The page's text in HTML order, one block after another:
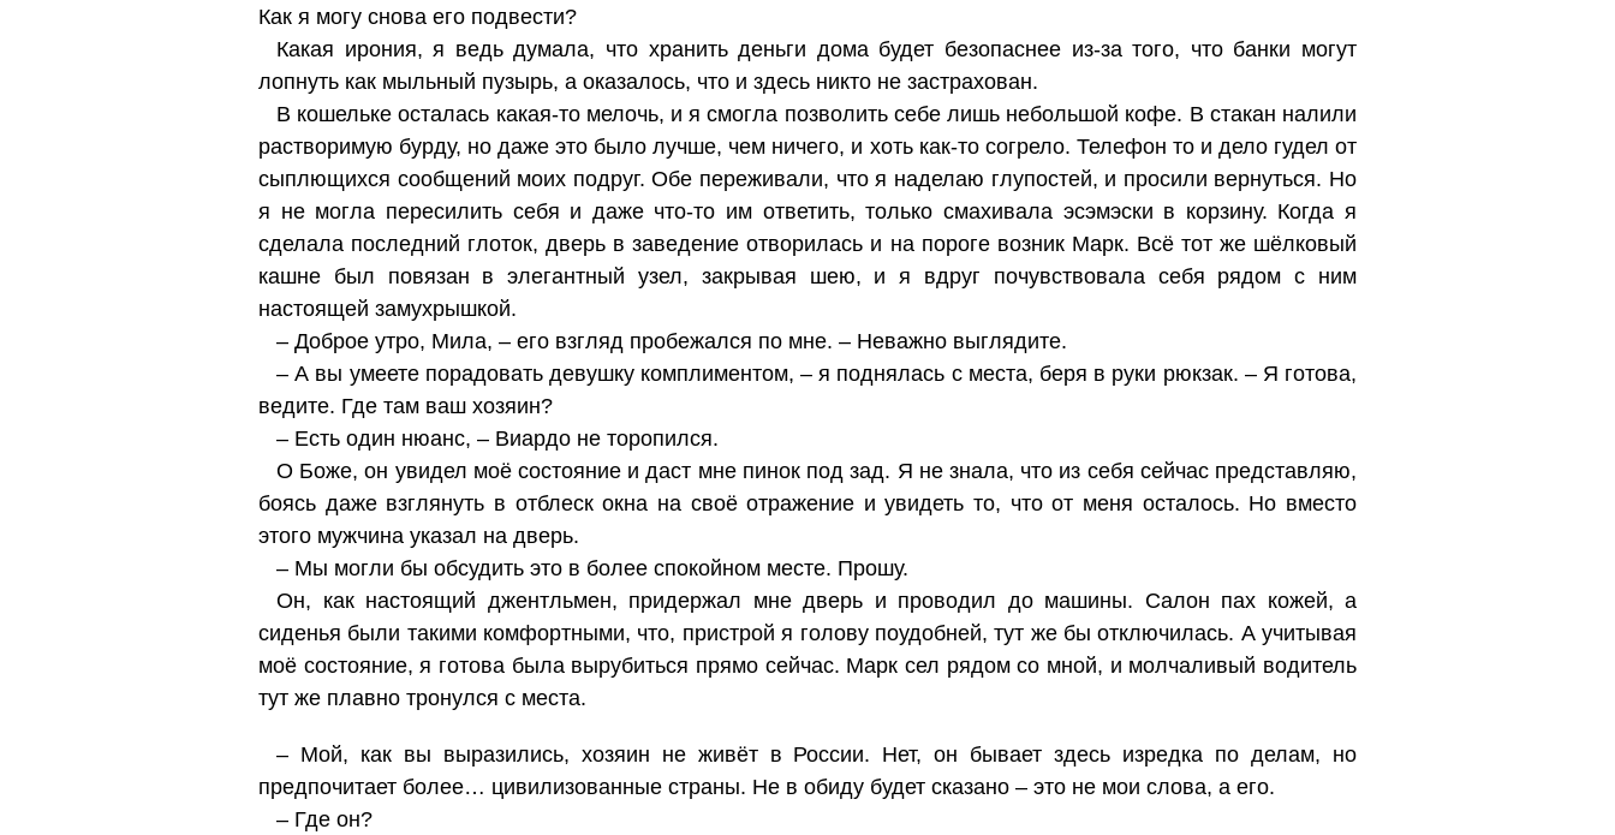
Как я могу снова его подвести?
Какая ирония, я ведь думала, что хранить деньги дома будет безопаснее из-за того, что банки могут
лопнуть как мыльный пузырь, а оказалось, что и здесь никто не застрахован.
В кошельке осталась какая-то мелочь, и я смогла позволить себе лишь небольшой кофе. В стакан налили
растворимую бурду, но даже это было лучше, чем ничего, и хоть как-то согрело. Телефон то и дело гудел от
сыплющихся сообщений моих подруг. Обе переживали, что я наделаю глупостей, и просили вернуться. Но
я не могла пересилить себя и даже что-то им ответить, только смахивала эсэмэски в корзину. Когда я
сделала последний глоток, дверь в заведение отворилась и на пороге возник Марк. Всё тот же шёлковый
кашне был повязан в элегантный узел, закрывая шею, и я вдруг почувствовала себя рядом с ним
настоящей замухрышкой.
– Доброе утро, Мила, – его взгляд пробежался по мне. – Неважно выглядите.
– А вы умеете порадовать девушку комплиментом, – я поднялась с места, беря в руки рюкзак. – Я готова,
ведите. Где там ваш хозяин?
– Есть один нюанс, – Виардо не торопился.
О Боже, он увидел моё состояние и даст мне пинок под зад. Я не знала, что из себя сейчас представляю,
боясь даже взглянуть в отблеск окна на своё отражение и увидеть то, что от меня осталось. Но вместо
этого мужчина указал на дверь.
– Мы могли бы обсудить это в более спокойном месте. Прошу.
Он, как настоящий джентльмен, придержал мне дверь и проводил до машины. Салон пах кожей, а
сиденья были такими комфортными, что, пристрой я голову поудобней, тут же бы отключилась. А учитывая
моё состояние, я готова была вырубиться прямо сейчас. Марк сел рядом со мной, и молчаливый водитель
тут же плавно тронулся с места.
– Мой, как вы выразились, хозяин не живёт в России. Нет, он бывает здесь изредка по делам, но
предпочитает более… цивилизованные страны. Не в обиду будет сказано – это не мои слова, а его.
– Где он?